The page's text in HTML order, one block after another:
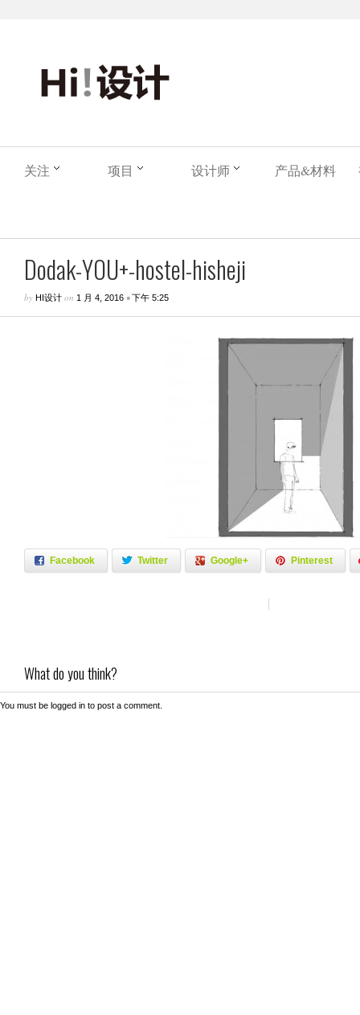
关注 项目 设计师 产品&材料
Dodak-YOU+-hostel-hisheji
by HI设计 on 1 月 4, 2016 •下午 5:25
Facebook Twitter Google+ Pinterest
What do you think?
You must be logged in to post a comment.